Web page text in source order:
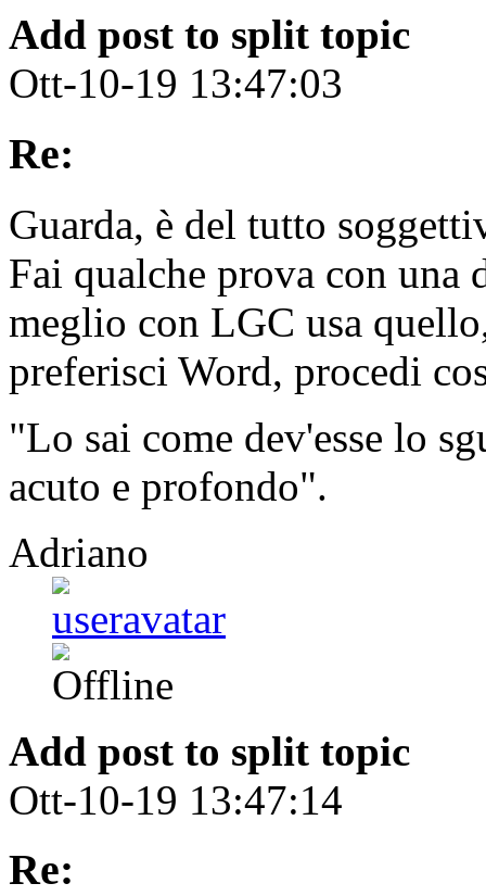
Add post to split topic
Ott-10-19 13:47:03
Re:
Guarda, è del tutto
Fai qualche prova con
meglio con LGC usa
preferisci Word, procedi
"Lo sai come dev'esse lo
acuto e profondo".
Adriano
Add post to split topic
Ott-10-19 13:47:14
Re: